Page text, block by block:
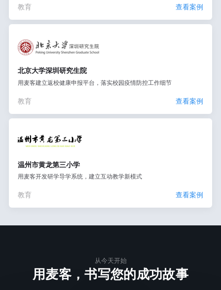
教育 查看案例
北京大学深圳研究生院
用麦客建立返校健康申报平台，落实校园疫情防控工作细节
教育 查看案例
温州市黄龙第三小学
用麦客开发研学导学系统，建立互动教学新模式
教育 查看案例
从今天开始
用麦客，书写您的成功故事